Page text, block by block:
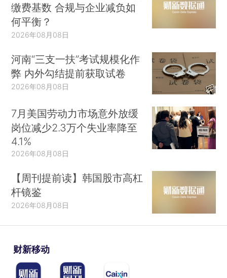
缴费基数 合规与企业减负如
何平衡？
2026年08月08日
河南“三支一扶”考试规模化作
弊 内外勾结提前获取试卷
2026年08月08日
7月美国劳动力市场意外放缓
岗位减少2.3万个失业率降至
4.1%
2026年08月08日
【周刊提前读】韩国股市高杠
杆镜鉴
2026年08月08日
财新移动